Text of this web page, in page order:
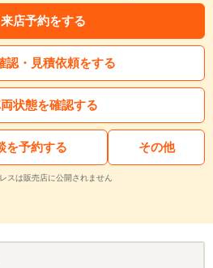
来店予約をする
認・見積依頼をする
状態を確認する
を予約する その他
スは販売店に公開されません